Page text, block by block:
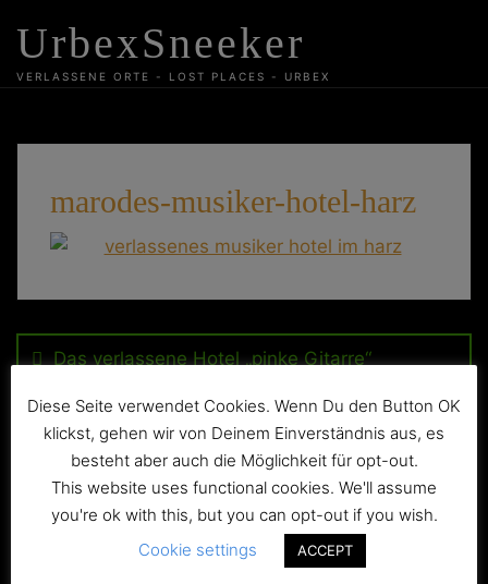
content
UrbexSneeker
VERLASSENE ORTE - LOST PLACES - URBEX
marodes-musiker-hotel-harz
Das verlassene Hotel „pinke Gitarre“
Copyright+Impressum Privacy & Cookie Policy
Diese Seite verwendet Cookies. Wenn Du den Button OK
klickst, gehen wir von Deinem Einverständnis aus, es
besteht aber auch die Möglichkeit für opt-out.
This website uses functional cookies. We'll assume
you're ok with this, but you can opt-out if you wish.
Cookie settings
ACCEPT